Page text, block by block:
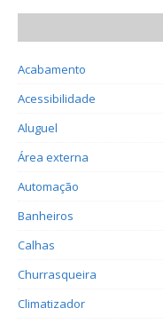
Acabamento
Acessibilidade
Aluguel
Área externa
Automação
Banheiros
Calhas
Churrasqueira
Climatizador